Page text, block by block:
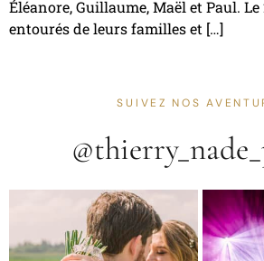
Éléanore, Guillaume, Maël et Paul. Le
entourés de leurs familles et […]
SUIVEZ NOS